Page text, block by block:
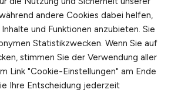
Developer
andere Cookies dabei helfen,
und Funktionen anzubieten. Sie
Statistikzwecken. Wenn Sie auf
stimmen Sie der Verwendung aller
Link "Cookie-Einstellungen" am Ende
Ihre Entscheidung jederzeit